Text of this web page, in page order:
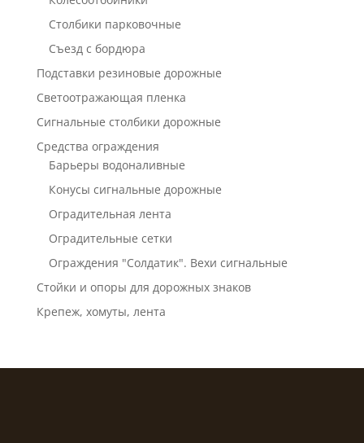
Столбики парковочные
Съезд с бордюра
Подставки резиновые дорожные
Светоотражающая пленка
Сигнальные столбики дорожные
Средства ограждения
Барьеры водоналивные
Конусы сигнальные дорожные
Оградительная лента
Оградительные сетки
Ограждения "Солдатик". Вехи сигнальные
Стойки и опоры для дорожных знаков
Крепеж, хомуты, лента